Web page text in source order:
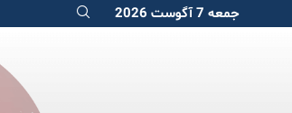
جمعه 7 آگوست 2026